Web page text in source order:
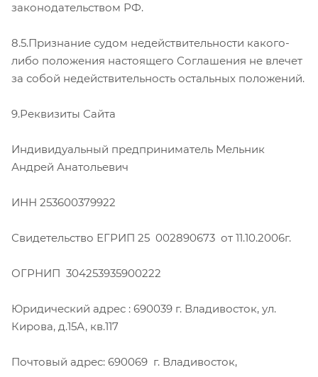
законодательством РФ.
8.5.Признание судом недействительности какого-
либо положения настоящего Соглашения не влечет
за собой недействительность остальных положений.
9.Реквизиты Сайта
Индивидуальный предприниматель Мельник
Андрей Анатольевич
ИНН 253600379922
Свидетельство ЕГРИП 25 002890673 от 11.10.2006г.
ОГРНИП 304253935900222
Юридический адрес : 690039 г. Владивосток, ул.
Кирова, д.15А, кв.117
Почтовый адрес: 690069 г. Владивосток,